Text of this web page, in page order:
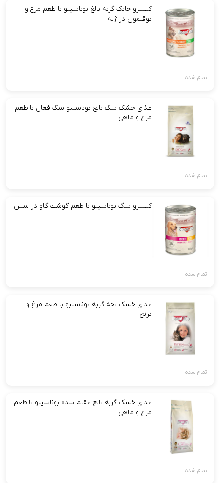
کنسرو چانک گربه بالغ بوناسیبو با طعم مرغ و
بوقلمون در ژله
تمام شده
غذای خشک سگ بالغ بوناسیبو سگ‌ فعال با طعم
مرغ و ماهی
تمام شده
کنسرو سگ بوناسیبو با طعم گوشت گاو در سس
تمام شده
غذای خشک بچه گربه بوناسیبو با طعم مرغ و
برنج
تمام شده
غذای خشک گربه بالغ عقیم شده بوناسیبو با طعم
مرغ و ماهی
تمام شده